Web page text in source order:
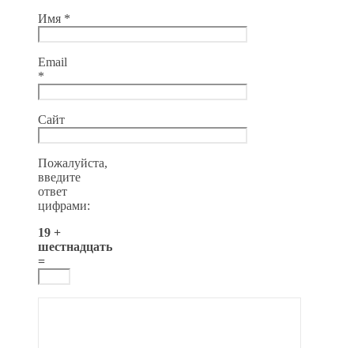
Имя *
Email
*
Сайт
Пожалуйста,
введите
ответ
цифрами:
19 +
шестнадцать
=